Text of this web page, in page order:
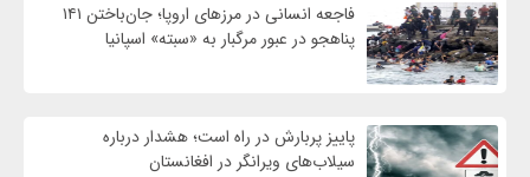
فاجعه انسانی در مرزهای اروپا؛ جان‌باختن ۱۴۱
پناهجو در عبور مرگبار به «سبته» اسپانیا
پاییز پربارش در راه است؛ هشدار درباره
سیلاب‌های ویرانگر در افغانستان